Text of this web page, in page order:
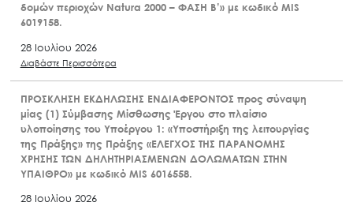
δομών περιοχών Natura 2000 – ΦΑΣΗ Β’» με κωδικό MIS
6019158.
28 Ιουλίου 2026
Διαβάστε Περισσότερα
ΠΡΟΣΚΛΗΣΗ ΕΚΔΗΛΩΣΗΣ ΕΝΔΙΑΦΕΡΟΝΤΟΣ προς σύναψη
μίας (1) Σύμβασης Μίσθωσης Έργου στο πλαίσιο
υλοποίησης του Υποέργου 1: «Υποστήριξη της λειτουργίας
της Πράξης» της Πράξης «ΕΛΕΓΧΟΣ ΤΗΣ ΠΑΡΑΝΟΜΗΣ
ΧΡΗΣΗΣ ΤΩΝ ΔΗΛΗΤΗΡΙΑΣΜΕΝΩΝ ΔΟΛΩΜΑΤΩΝ ΣΤΗΝ
ΥΠΑΙΘΡΟ» με κωδικό MIS 6016558.
28 Ιουλίου 2026